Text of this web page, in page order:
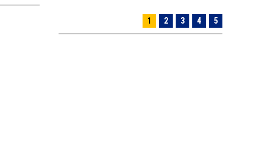
1 2 3 4 5